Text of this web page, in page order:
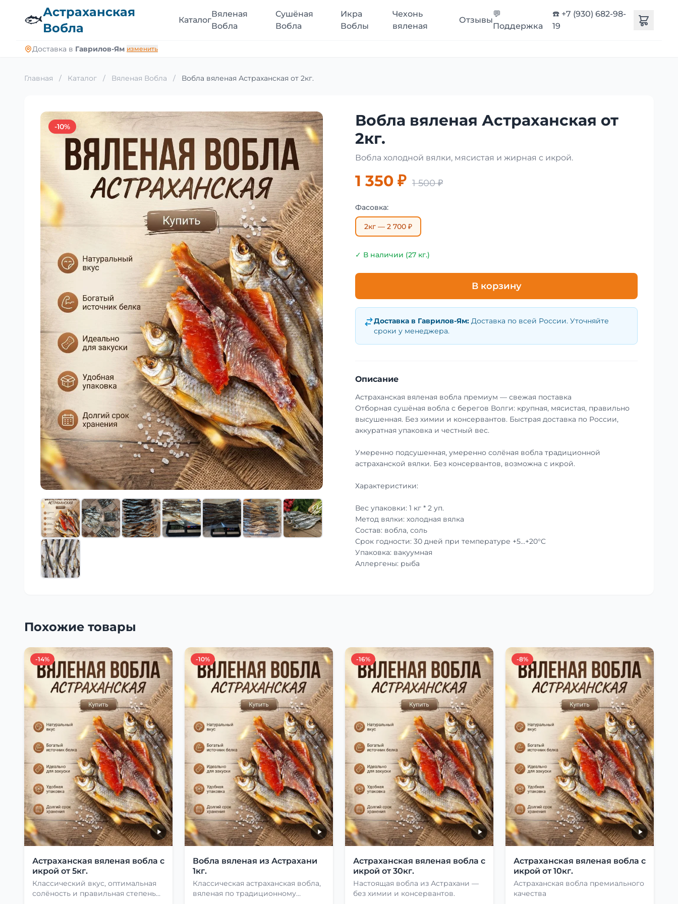
🐟Астраханская
Вобла
Каталог
Вяленая
Вобла
Сушёная
Вобла
Икра
Воблы
Чехонь
вяленая
Отзывы
💬
Поддержка
☎️ +7 (930) 682-98-
19
Доставка в Гаврилов-Ям изменить
Главная / Каталог / Вяленая Вобла / Вобла вяленая Астраханская от 2кг.
-10%
Вобла вяленая Астраханская от
2кг.
Вобла холодной вялки, мясистая и жирная с икрой.
1 350 ₽ 1 500 ₽
Фасовка:
2кг — 2 700 ₽
✓ В наличии (27 кг.)
В корзину
Доставка в Гаврилов-Ям: Доставка по всей России. Уточняйте
сроки у менеджера.
Описание
Астраханская вяленая вобла премиум — свежая поставка
Отборная сушёная вобла с берегов Волги: крупная, мясистая, правильно
высушенная. Без химии и консервантов. Быстрая доставка по России,
аккуратная упаковка и честный вес.
Умеренно подсушенная, умеренно солёная вобла традиционной
астраханской вялки. Без консервантов, возможна с икрой.
Характеристики:
Вес упаковки: 1 кг * 2 уп.
Метод вялки: холодная вялка
Состав: вобла, соль
Срок годности: 30 дней при температуре +5…+20°C
Упаковка: вакуумная
Аллергены: рыба
Похожие товары
-14%
Астраханская вяленая вобла с
икрой от 5кг.
Классический вкус, оптимальная
солёность и правильная степень
-10%
Вобла вяленая из Астрахани
1кг.
Классическая астраханская вобла,
вяленая по традиционному
-16%
Астраханская вяленая вобла с
икрой от 30кг.
Настоящая вобла из Астрахани —
без химии и консервантов.
-8%
Астраханская вяленая вобла с
икрой от 10кг.
Астраханская вобла премиального
качества